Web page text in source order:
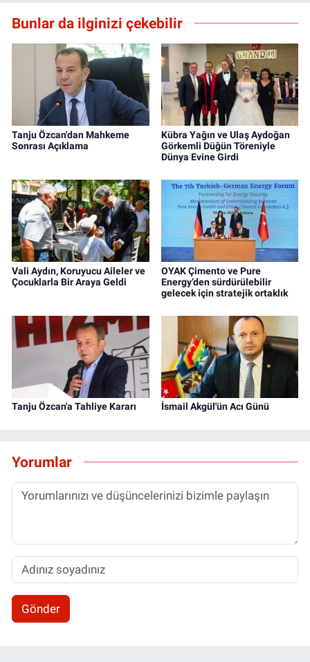
Bunlar da ilginizi çekebilir
Tanju Özcan'dan Mahkeme
Sonrası Açıklama
Kübra Yağın ve Ulaş Aydoğan
Görkemli Düğün Töreniyle
Dünya Evine Girdi
Vali Aydın, Koruyucu Aileler ve
Çocuklarla Bir Araya Geldi
OYAK Çimento ve Pure
Energy’den sürdürülebilir
gelecek için stratejik ortaklık
Tanju Özcan'a Tahliye Kararı İsmail Akgül'ün Acı Günü
Yorumlar
Gönder